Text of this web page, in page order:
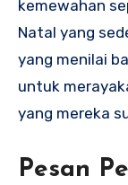
kemewahan
Natal yang
yang menilai
untuk
yang mereka
Pesan